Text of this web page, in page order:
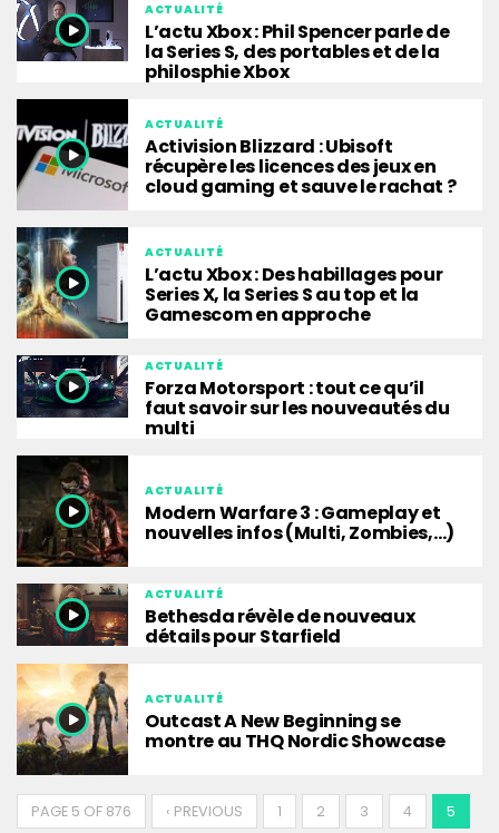
ACTUALITÉ
L’actu Xbox : Phil Spencer parle de
la Series S, des portables et de la
philosphie Xbox
ACTUALITÉ
Activision Blizzard : Ubisoft
récupère les licences des jeux en
cloud gaming et sauve le rachat ?
ACTUALITÉ
L’actu Xbox : Des habillages pour
Series X, la Series S au top et la
Gamescom en approche
ACTUALITÉ
Forza Motorsport : tout ce qu’il
faut savoir sur les nouveautés du
multi
ACTUALITÉ
Modern Warfare 3 : Gameplay et
nouvelles infos (Multi, Zombies,…)
ACTUALITÉ
Bethesda révèle de nouveaux
détails pour Starfield
ACTUALITÉ
Outcast A New Beginning se
montre au THQ Nordic Showcase
PAGE 5 OF 876 ‹ PREVIOUS 1 2 3 4 5